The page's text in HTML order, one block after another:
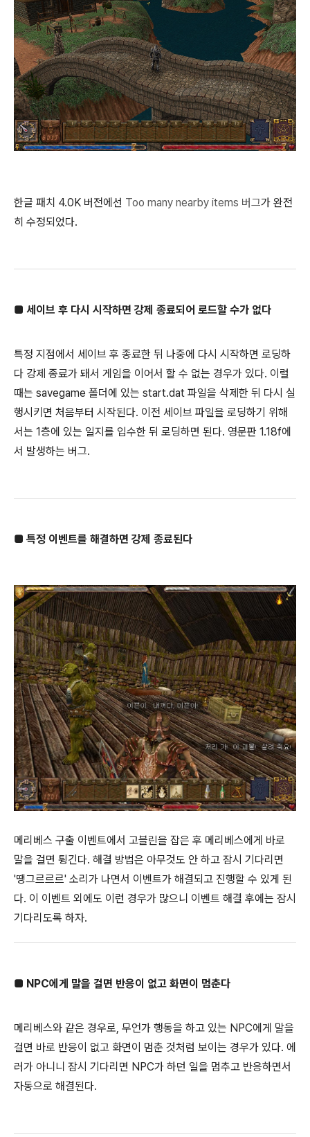
한글 패치 4.0K 버전에선 Too many nearby items 버그가 완전
히 수정되었다.
■ 세이브 후 다시 시작하면 강제 종료되어 로드할 수가 없다
특정 지점에서 세이브 후 종료한 뒤 나중에 다시 시작하면 로딩하
다 강제 종료가 돼서 게임을 이어서 할 수 없는 경우가 있다. 이럴
때는 savegame 폴더에 있는 start.dat 파일을 삭제한 뒤 다시 실
행시키면 처음부터 시작된다. 이전 세이브 파일을 로딩하기 위해
서는 1층에 있는 일지를 입수한 뒤 로딩하면 된다. 영문판 1.18f에
서 발생하는 버그.
■ 특정 이벤트를 해결하면 강제 종료된다
메리베스 구출 이벤트에서 고블린을 잡은 후 메리베스에게 바로
말을 걸면 튕긴다. 해결 방법은 아무것도 안 하고 잠시 기다리면
'땡그르르르' 소리가 나면서 이벤트가 해결되고 진행할 수 있게 된
다. 이 이벤트 외에도 이런 경우가 많으니 이벤트 해결 후에는 잠시
기다리도록 하자.
■ NPC에게 말을 걸면 반응이 없고 화면이 멈춘다
메리베스와 같은 경우로, 무언가 행동을 하고 있는 NPC에게 말을
걸면 바로 반응이 없고 화면이 멈춘 것처럼 보이는 경우가 있다. 에
러가 아니니 잠시 기다리면 NPC가 하던 일을 멈추고 반응하면서
자동으로 해결된다.